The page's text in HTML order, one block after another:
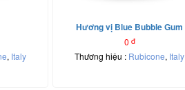
, Italy
Hương vị Blue Bubble Gum
0 đ
Thương hiệu : Rubicone, Italy